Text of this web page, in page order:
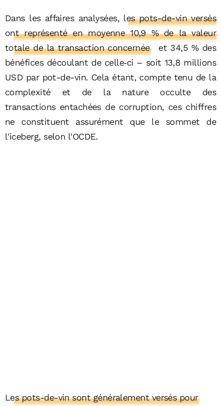
Dans les affaires analysées, les pots-de-vin versés
ont représenté en moyenne 10,9 % de la valeur
totale de la transaction concernée
et 34,5 % des
bénéfices découlant de celle‑ci – soit 13,8 millions
USD par pot-de-vin. Cela étant, compte tenu de la
complexité et de la nature occulte des
transactions entachées de corruption, ces chiffres
ne constituent assurément que le sommet de
l'iceberg, selon l'OCDE.
Les pots-de-vin sont généralement versés pour